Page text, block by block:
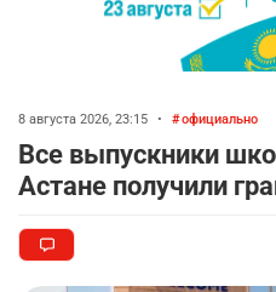
8 августа 2026, 23:15 • официально
Все выпускники
Астане получили